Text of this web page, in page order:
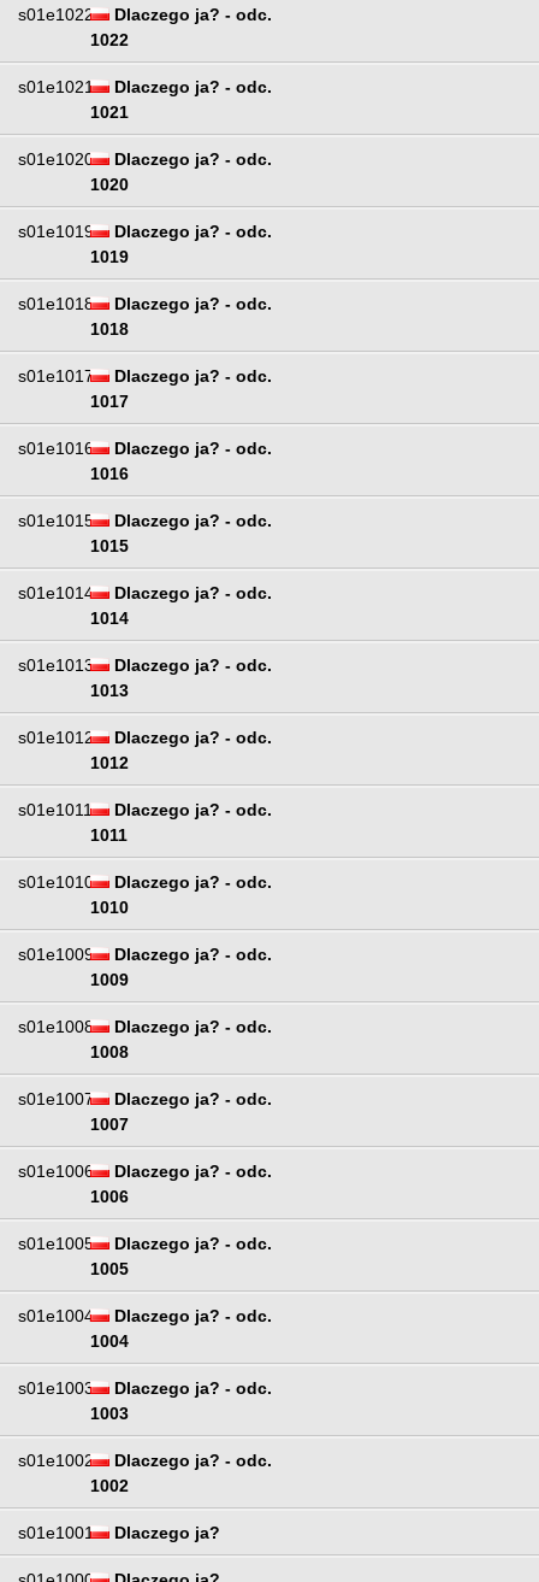
s01e1022
Dlaczego ja? - odc.
1022
s01e1021
Dlaczego ja? - odc.
1021
s01e1020
Dlaczego ja? - odc.
1020
s01e1019
Dlaczego ja? - odc.
1019
s01e1018
Dlaczego ja? - odc.
1018
s01e1017
Dlaczego ja? - odc.
1017
s01e1016
Dlaczego ja? - odc.
1016
s01e1015
Dlaczego ja? - odc.
1015
s01e1014
Dlaczego ja? - odc.
1014
s01e1013
Dlaczego ja? - odc.
1013
s01e1012
Dlaczego ja? - odc.
1012
s01e1011
Dlaczego ja? - odc.
1011
s01e1010
Dlaczego ja? - odc.
1010
s01e1009
Dlaczego ja? - odc.
1009
s01e1008
Dlaczego ja? - odc.
1008
s01e1007
Dlaczego ja? - odc.
1007
s01e1006
Dlaczego ja? - odc.
1006
s01e1005
Dlaczego ja? - odc.
1005
s01e1004
Dlaczego ja? - odc.
1004
s01e1003
Dlaczego ja? - odc.
1003
s01e1002
Dlaczego ja? - odc.
1002
s01e1001 Dlaczego ja?